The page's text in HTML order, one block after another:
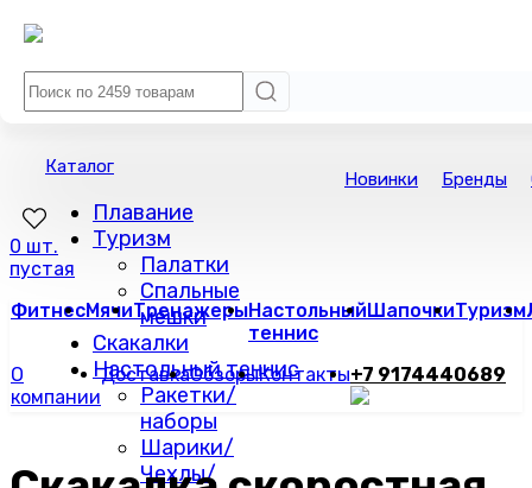
Каталог
Плавание
Туризм
Палатки
Спальные
мешки
Скакалки
Настольный теннис
Ракетки/
наборы
Шарики/
Чехлы/
Новинки Бренды
0 шт.
пустая
ФитнесМячиТренажерыНастольный
теннис
ШапочкиТуризм
О
компании
ДоставкаОбзорыКонтакты+7 9174440689